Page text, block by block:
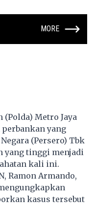
MORE
Metro Jaya
yang
(Persero) Tbk
yang tinggi menjadi
kali ini.
Ramon Armando,
kasus tersebut